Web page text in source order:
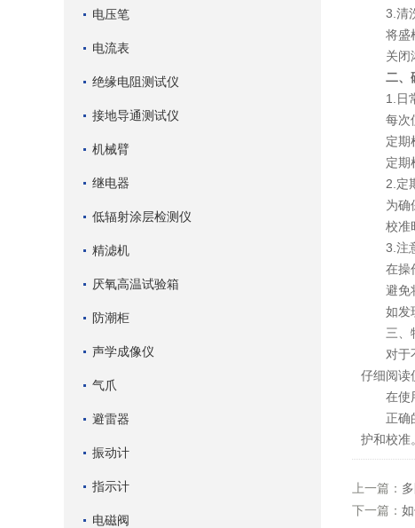
电压笔
电流表
绝缘电阻测试仪
接地导通测试仪
机械臂
继电器
低辐射涂层检测仪
精滤机
厌氧高温试验箱
防潮柜
声学成像仪
气爪
避雷器
振动计
指示计
电磁阀
3.清洗
将盛样
关闭浓
二、
1.日
每次使
定期检
定期检
2.定
为确保
校准时
3.注
在操作
避免将
如发现
三、
对于不
仔细阅读
在使用
正确的
护和校准。
上一篇：
下一篇：